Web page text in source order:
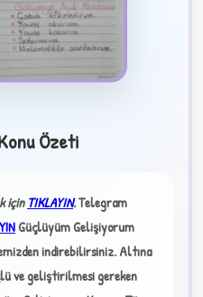
✦
Özeti
içinTIKLAYIN.Telegram
Güçlüyüm Gelişiyorum
indirebilirsiniz. Altına
ve geliştirilmesi gereken